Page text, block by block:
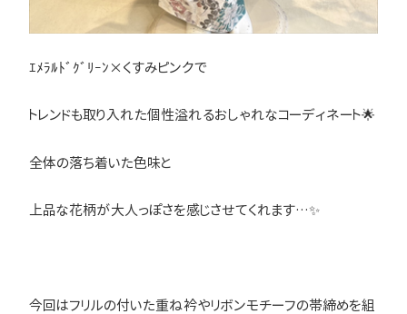
ｴﾒﾗﾙﾄﾞｸﾞﾘｰﾝ×くすみピンクで
トレンドも取り入れた個性溢れるおしゃれなコーディネート🌟
全体の落ち着いた色味と
上品な花柄が大人っぽさを感じさせてくれます…✨
今回はフリルの付いた重ね衿やリボンモチーフの帯締めを組